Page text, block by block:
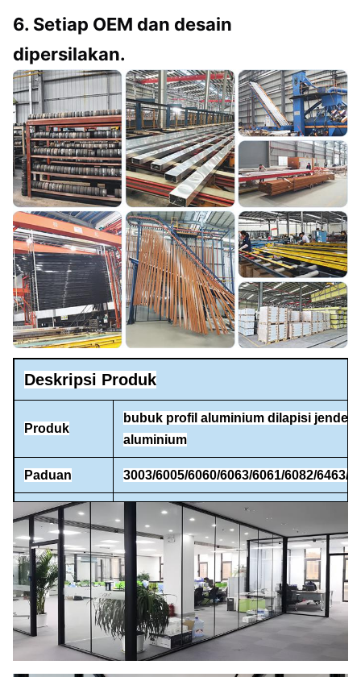
6. Setiap OEM dan desain
dipersilakan.
Deskripsi Produk
Produk
bubuk profil aluminium dilapisi jendela
aluminium
Paduan 3003/6005/6060/6063/6061/6082/6463/
Perawatan
Permukaan
Pabrik Selesai / Anodized / Dilapisi
/ kayu tiruan dll
Penggunaan
Banyak digunakan dalam Konstruksi
industri
Kemasan
Pengepakan bagian dalam dengan film
menyusut dan kraft luar